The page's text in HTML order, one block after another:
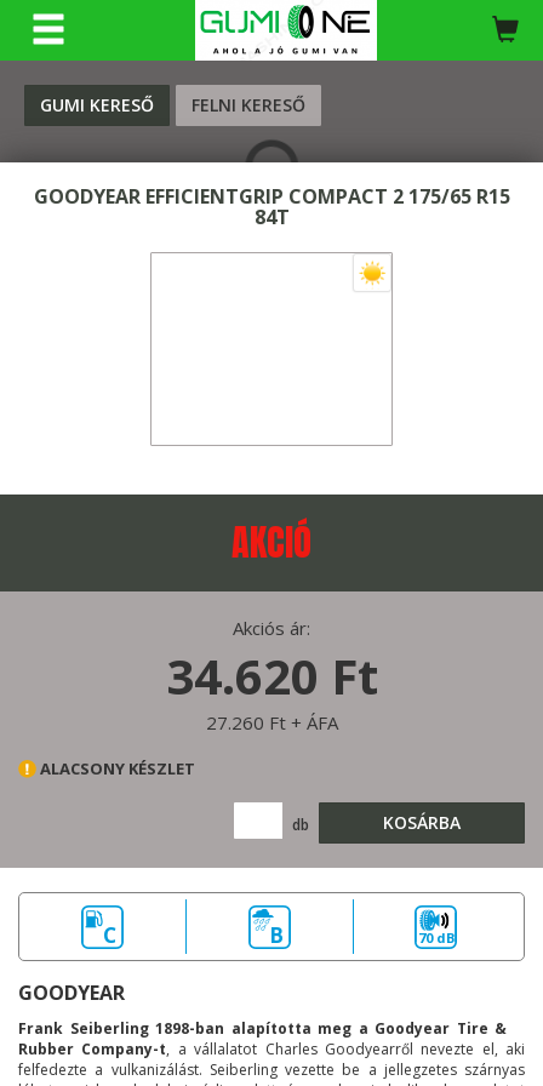
GUMI KERESŐ FELNI KERESŐ
KERESÉS
GOODYEAR EFFICIENTGRIP COMPACT 2 175/65 R15
84T
AKCIÓ
Akciós ár:
34.620 Ft
27.260 Ft + ÁFA
ALACSONY KÉSZLET
db KOSÁRBA
C B 70 dB
GOODYEAR
Frank Seiberling 1898-ban alapította meg a Goodyear Tire &
Rubber Company-t, a vállalatot Charles Goodyearről nevezte el, aki
felfedezte a vulkanizálást. Seiberling vezette be a jellegzetes szárnyas